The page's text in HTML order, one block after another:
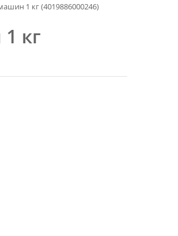
1 кг (4019886000246)
кг